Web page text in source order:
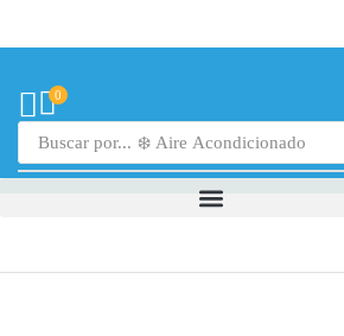
0
Buscar por... ❄️ Aire Acondicionado